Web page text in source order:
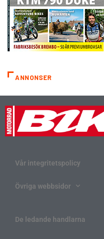
ANNONSER
Vår integritetspolicy
Övriga webbsidor
De ledande handlarna